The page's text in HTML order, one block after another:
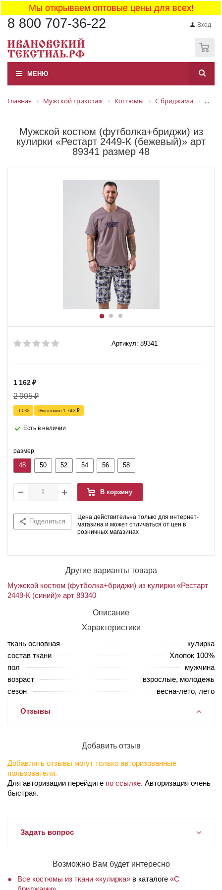
Мы открываем оптовые цены для всех!
8 800 707-36-22 Вход
МЕНЮ
Главная Мужской трикотаж Костюмы С бриджами ...
Мужской костюм (футболка+бриджи) из
кулирки «Рестарт 2449-К (бежевый)» арт
89341 размер 48
Артикул: 89341
1 162₽
2 905₽
-60% Экономия 1 743 ₽
Есть в наличии
размер
48 50 52 54 56 58
В корзину
Поделиться
Цена действительна только для интернет-
магазина и может отличаться от цен в
розничных магазинах
Другие варианты товара
Мужской костюм (футболка+бриджи) из кулирки «Рестарт
2449-К (синий)» арт 89340
Описание
Характеристики
ткань основная
кулирка
состав ткани
Хлопок 100%
пол
мужчина
возраст
взрослые, молодежь
сезон
весна-лето, лето
Отзывы
Добавить отзыв
Добавлять отзывы могут только авторизованные
пользователи.
Для авторизации перейдите по ссылке. Авторизация очень
быстрая.
Задать вопрос
Возможно Вам будет интересно
Все костюмы из ткани «кулирка» в каталоге «С